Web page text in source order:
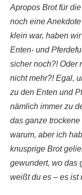
Apropos Brot für
noch eine
klein war, haben
Enten- und
sicher noch?! Oder
nicht mehr?! Egal,
zu den Enten und
nämlich immer zu
das ganze
warum, aber ich
knusprige Brot
gewundert, wo das
weißt du es – es ist